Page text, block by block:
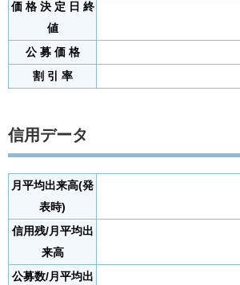
価 格 決 定 日 終
値
公 募 価 格
割 引 率
信用データ
月平均出来高(発
表時)
信用残/月平均出
来高
公募数/月平均出